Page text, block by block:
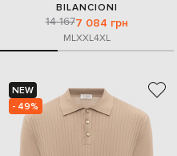
BILANCIONI
14 1677 084 грн
MLXXL4XL
NEW
- 49%